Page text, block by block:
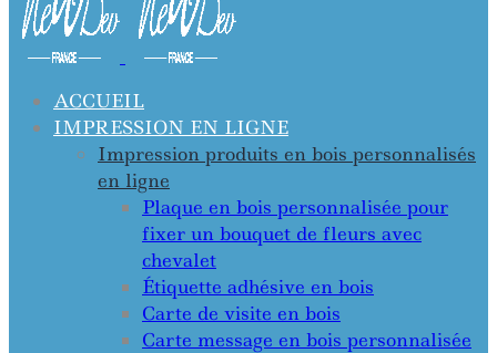
ACCUEIL
IMPRESSION EN LIGNE
Impression produits en bois personnalisés
en ligne
Plaque en bois personnalisée pour
fixer un bouquet de fleurs avec
chevalet
Étiquette adhésive en bois
Carte de visite en bois
Carte message en bois personnalisée